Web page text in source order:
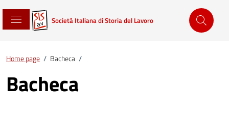
Società Italiana di Storia del Lavoro
Home page / Bacheca /
Bacheca